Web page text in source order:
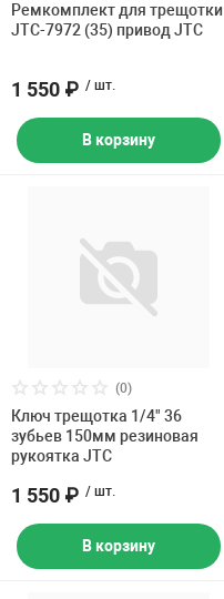
Ремкомплект для трещотки
JTC-7972 (35) привод JTC
1 550 ₽ / шт.
В корзину
(0)
Ключ трещотка 1/4" 36
зубьев 150мм резиновая
рукоятка JTC
1 550 ₽ / шт.
В корзину